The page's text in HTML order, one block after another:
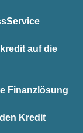
auf die
Finanzlösung
Kredit